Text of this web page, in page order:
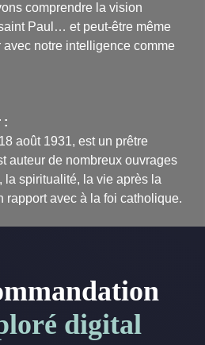
comprendre la vision
Paul… et peut-être même
notre intelligence comme
:
août 1931, est un prêtre
auteur de nombreux ouvrages
la spiritualité, la vie après la
rapport avec à la foi catholique.
digital